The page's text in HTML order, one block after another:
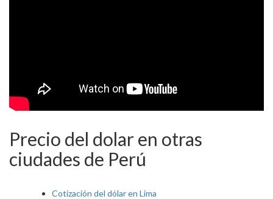
Precio del dolar en otras
ciudades de Perú
Cotización del dólar en Lima